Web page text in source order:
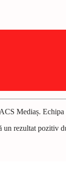
Mediaș.
rezultat pozitiv